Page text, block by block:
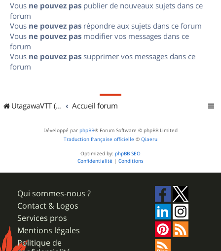
Vous ne pouvez pas publier de nouveaux sujets dans ce
forum
Vous ne pouvez pas répondre aux sujets dans ce forum
Vous ne pouvez pas modifier vos messages dans ce
forum
Vous ne pouvez pas supprimer vos messages dans ce
forum
UtagawaVTT (Randos VTT et VTTAE avec traces GPS) Accueil forum
Développé par phpBB® Forum Software © phpBB Limited
Traduction française officielle © Qiaeru
Optimized by: phpBB SEO
Confidentialité | Conditions
Qui sommes-nous ?
Contact & Logos
Services pros
Mentions légales
Politique de